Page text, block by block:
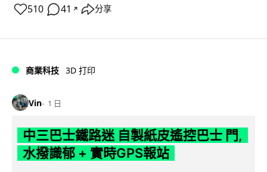
510 41 ↗ 分享
商業科技 3D 打印
Vin 1 日
中三巴士鐵路迷 自製紙皮遙控巴士 門,
水撥識郁 + 實時GPS報站